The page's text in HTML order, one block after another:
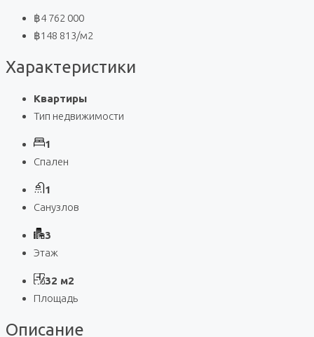
฿4 762 000
฿148 813/м2
Характеристики
Квартиры
Тип недвижимости
1
Спален
1
Санузлов
3
Этаж
32 м2
Площадь
Описание